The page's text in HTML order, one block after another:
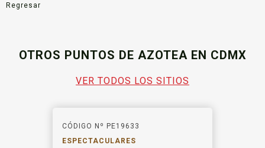
Regresar
OTROS PUNTOS DE AZOTEA EN CDMX
VER TODOS LOS SITIOS
CÓDIGO Nº PE19633
ESPECTACULARES